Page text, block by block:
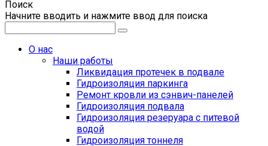
Поиск
Начните вводить и нажмите ввод для поиска
О нас
Наши работы
Ликвидация протечек в подвале
Гидроизоляция паркинга
Ремонт кровли из сэнвич-панелей
Гидроизоляция подвала
Гидроизоляция резеруара с питевой
водой
Гидроизоляция тоннеля